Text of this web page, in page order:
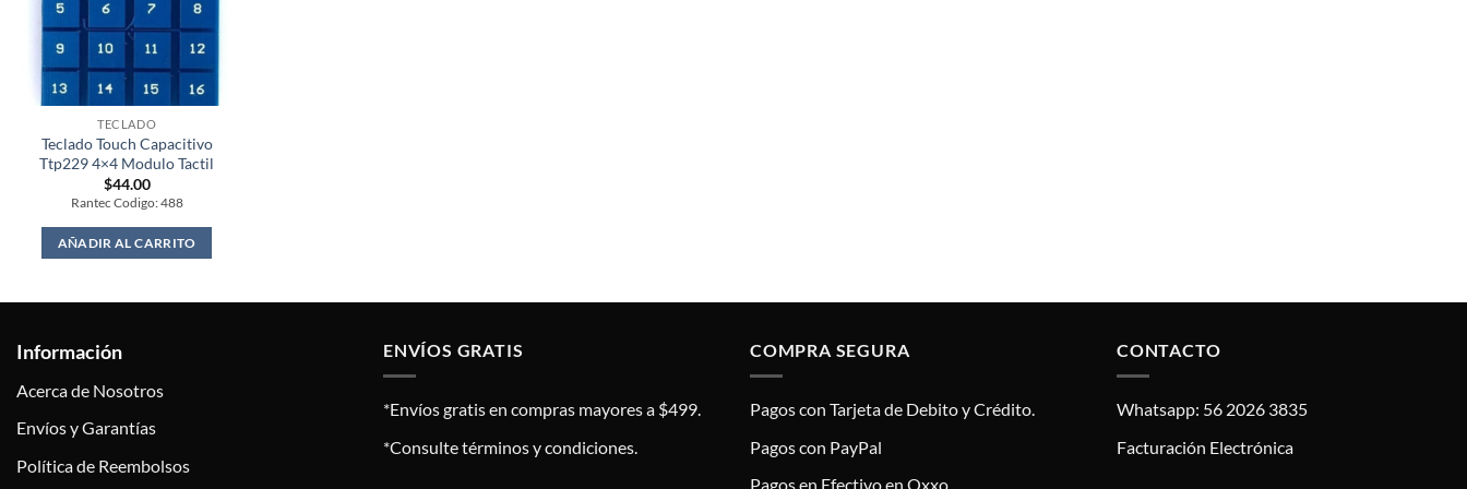
TECLADO
Teclado Touch Capacitivo
Ttp229 4×4 Modulo Tactil
$44.00
Rantec Codigo: 488
AÑADIR AL CARRITO
Información
Acerca de Nosotros
Envíos y Garantías
Política de Reembolsos
ENVÍOS GRATIS
*Envíos gratis en compras mayores a $499.
*Consulte términos y condiciones.
COMPRA SEGURA
Pagos con Tarjeta de Debito y Crédito.
Pagos con PayPal
Pagos en Efectivo en Oxxo.
CONTACTO
Whatsapp: 56 2026 3835
Facturación Electrónica